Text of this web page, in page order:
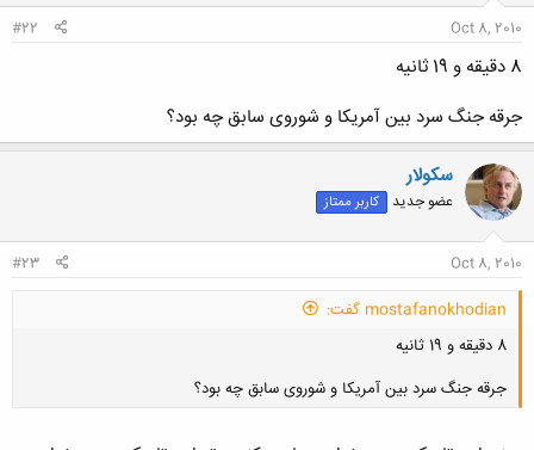
Oct 8, 2010
#22
8 دقیقه و 19 ثانیه
جرقه جنگ سرد بین آمریکا و شوروی سابق چه بود؟
سکولار
عضو جدید کاربر ممتاز
Oct 8, 2010
#23
mostafanokhodian گفت:
8 دقیقه و 19 ثانیه
جرقه جنگ سرد بین آمریکا و شوروی سابق چه بود؟